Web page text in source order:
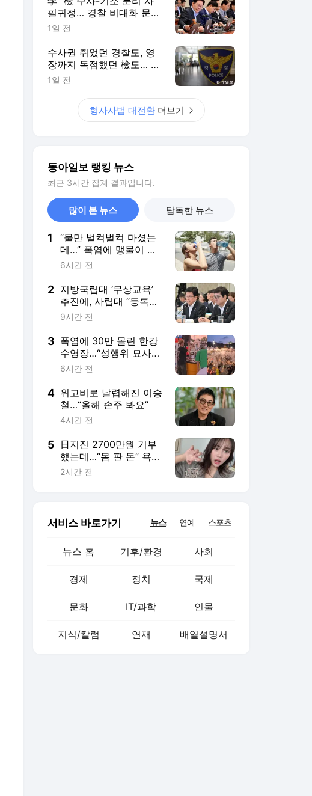
필귀정… 경찰 비대화 문제
보완 필요”[형사사법 대전
1일 전
수사권 쥐었던 경찰도, 영
장까지 독점했던 檢도… 권
력집중 견제대상 돼[형사사
1일 전
형사사법 대전환 더보기
동아일보 랭킹 뉴스
최근 3시간 집계 결과입니다.
많이 본 뉴스 탐독한 뉴스
1
“물만 벌컥벌컥 마셨는
데…” 폭염에 맹물이 독
이 되는 이유 [건강팩트
6시간 전
2 지방국립대 ‘무상교육’
추진에, 사립대 “등록금
인상 막더니” 반발
9시간 전
3 폭염에 30만 몰린 한강
수영장…“성행위 묘사
음악 막아달라”
6시간 전
4 위고비로 날렵해진 이승
철…“올해 손주 봐요”
4시간 전
5 日지진 2700만원 기부
했는데…“몸 판 돈” 욕
먹은 여배우
2시간 전
서비스 바로가기 뉴스 연예 스포츠
뉴스 홈 기후/환경 사회
경제 정치 국제
문화 IT/과학 인물
지식/칼럼 연재 배열설명서